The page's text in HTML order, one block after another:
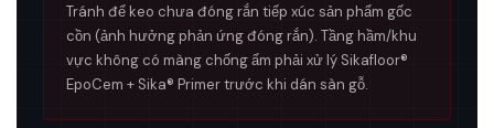
Tránh để keo chưa đóng rắn tiếp xúc sản phẩm gốc
cồn (ảnh hưởng phản ứng đóng rắn). Tầng hầm/khu
vực không có màng chống ẩm phải xử lý Sikafloor®
EpoCem + Sika® Primer trước khi dán sàn gỗ.